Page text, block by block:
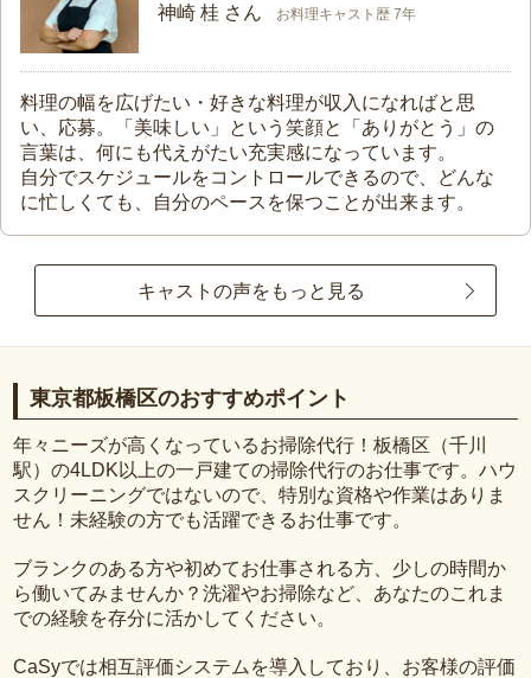
神崎 桂 さん お料理キャスト歴 7年
料理の幅を広げたい・好きな料理が収入になればと思
い、応募。「美味しい」という笑顔と「ありがとう」の
言葉は、何にも代えがたい充実感になっています。
自分でスケジュールをコントロールできるので、どんな
に忙しくても、自分のペースを保つことが出来ます。
キャストの声をもっと見る
東京都板橋区のおすすめポイント
年々ニーズが高くなっているお掃除代行！板橋区（千川
駅）の4LDK以上の一戸建ての掃除代行のお仕事です。ハウ
スクリーニングではないので、特別な資格や作業はありま
せん！未経験の方でも活躍できるお仕事です。
ブランクのある方や初めてお仕事される方、少しの時間か
ら働いてみませんか？洗濯やお掃除など、あなたのこれま
での経験を存分に活かしてください。
CaSyでは相互評価システムを導入しており、お客様の評価